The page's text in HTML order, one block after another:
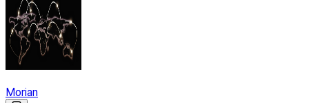
Morian